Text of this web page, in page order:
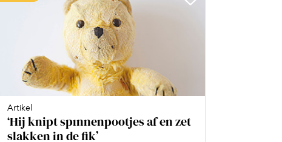
Artikel
‘Hij knipt spınnenpootjes af en zet
slakken in de fik’